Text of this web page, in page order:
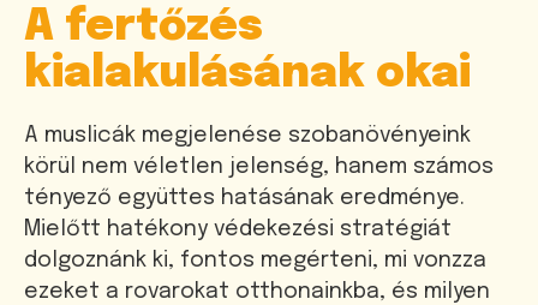
A fertőzés
kialakulásának okai
A muslicák megjelenése szobanövényeink
körül nem véletlen jelenség, hanem számos
tényező együttes hatásának eredménye.
Mielőtt hatékony védekezési stratégiát
dolgoznánk ki, fontos megérteni, mi vonzza
ezeket a rovarokat otthonainkba, és milyen